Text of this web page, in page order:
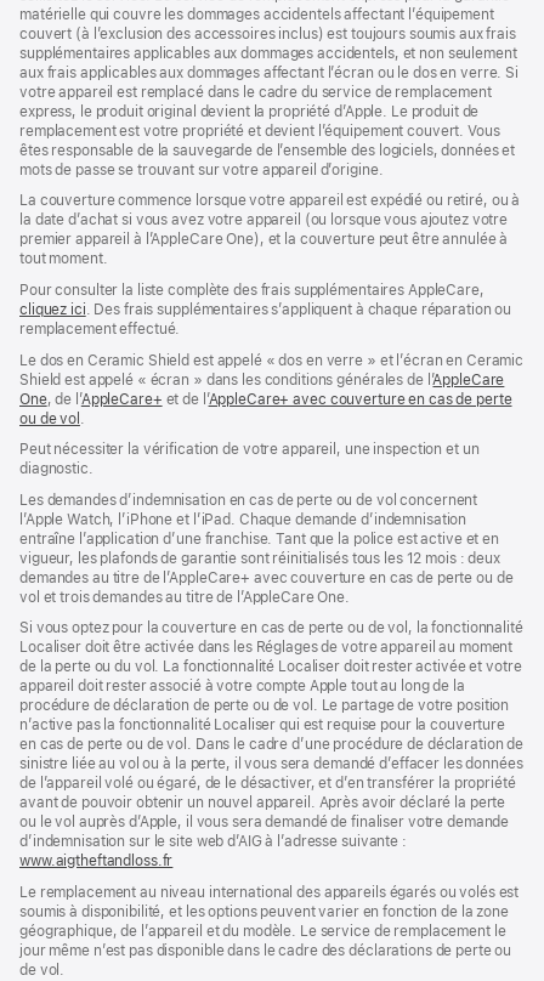
matérielle qui couvre les dommages accidentels affectant l’équipement
couvert (à l’exclusion des accessoires inclus) est toujours soumis aux frais
supplémentaires applicables aux dommages accidentels, et non seulement
aux frais applicables aux dommages affectant l’écran ou le dos en verre. Si
votre appareil est remplacé dans le cadre du service de remplacement
express, le produit original devient la propriété d’Apple. Le produit de
remplacement est votre propriété et devient l’équipement couvert. Vous
êtes responsable de la sauvegarde de l’ensemble des logiciels, données et
mots de passe se trouvant sur votre appareil d’origine.
La couverture commence lorsque votre appareil est expédié ou retiré, ou à
la date d’achat si vous avez votre appareil (ou lorsque vous ajoutez votre
premier appareil à l’AppleCare One), et la couverture peut être annulée à
tout moment.
Pour consulter la liste complète des frais supplémentaires AppleCare,
cliquez ici(s’ouvre
dans
nouvelle
fenêtre)
. Des frais supplémentaires s’appliquent à chaque réparation ou
remplacement effectué.
Le dos en Ceramic Shield est appelé « dos en verre » et l’écran en Ceramic
Shield est appelé « écran » dans les conditions générales de l’AppleCare
One(s’ouvre
dans
nouvelle
fenêtre)
, de l’AppleCare+ (s’ouvre
nouvelle
et de l’AppleCare+ avec couverture en cas de perte
ou de vol
une
nouvelle
fenêtre)
Peut nécessiter la vérification de votre appareil, une inspection et un
diagnostic.
Les demandes d’indemnisation en cas de perte ou de vol concernent
l’Apple Watch, l’iPhone et l’iPad. Chaque demande d’indemnisation
entraîne l’application d’une franchise. Tant que la police est active et en
vigueur, les plafonds de garantie sont réinitialisés tous les 12 mois : deux
demandes au titre de l’AppleCare+ avec couverture en cas de perte ou de
vol et trois demandes au titre de l’AppleCare One.
Si vous optez pour la couverture en cas de perte ou de vol, la fonctionnalité
Localiser doit être activée dans les Réglages de votre appareil au moment
de la perte ou du vol. La fonctionnalité Localiser doit rester activée et votre
appareil doit rester associé à votre compte Apple tout au long de la
procédure de déclaration de perte ou de vol. Le partage de votre position
n’active pas la fonctionnalité Localiser qui est requise pour la couverture
en cas de perte ou de vol. Dans le cadre d’une procédure de déclaration de
sinistre liée au vol ou à la perte, il vous sera demandé d’effacer les données
de l’appareil volé ou égaré, de le désactiver, et d’en transférer la propriété
avant de pouvoir obtenir un nouvel appareil. Après avoir déclaré la perte
ou le vol auprès d’Apple, il vous sera demandé de finaliser votre demande
d’indemnisation sur le site web d’AIG à l’adresse suivante :
www.aigtheftandloss.fr
une
nouvelle
fenêtre)
Le remplacement au niveau international des appareils égarés ou volés est
soumis à disponibilité, et les options peuvent varier en fonction de la zone
géographique, de l’appareil et du modèle. Le service de remplacement le
jour même n’est pas disponible dans le cadre des déclarations de perte ou
de vol.